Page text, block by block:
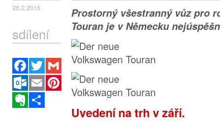
26.2.2015
sdílení
Facebook
Twitter
Gmail
Outlook.com
Email
Pinterest
Evernote
Prostorný všestranný vůz pro
Touran je v Německu
Uvedení na trh v září.